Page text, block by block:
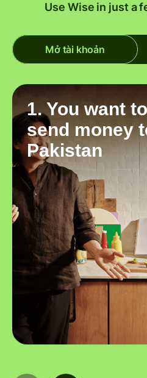
Use Wise in just a
Mở tài khoản
1. You want to
send money
Pakistan